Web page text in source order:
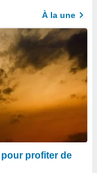
À la une
profiter de